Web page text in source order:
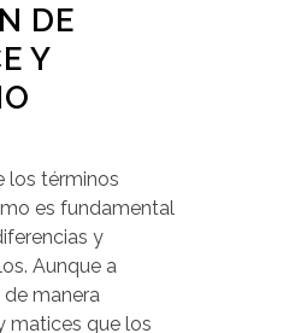
DE
Y
los términos
es fundamental
y
Aunque a
manera
matices que los